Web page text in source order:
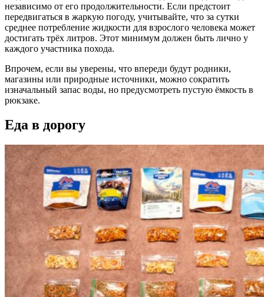
независимо от его продолжительности. Если предстоит
передвигаться в жаркую погоду, учитывайте, что за сутки
среднее потребление жидкости для взрослого человека может
достигать трёх литров. Этот минимум должен быть лично у
каждого участника похода.
Впрочем, если вы уверены, что впереди будут родники,
магазины или природные источники, можно сократить
изначальный запас воды, но предусмотреть пустую ёмкость в
рюкзаке.
Еда в дорогу